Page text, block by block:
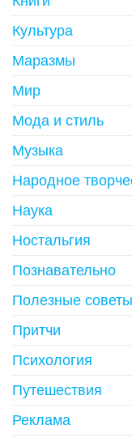
Культура
Маразмы
Мир
Мода и стиль
Музыка
Народное
Наука
Ностальгия
Познавательно
Полезные советы
Притчи
Психология
Путешествия
Реклама